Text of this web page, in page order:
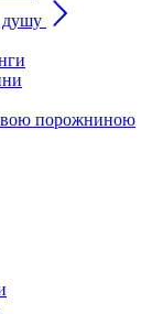
душу
порожниною